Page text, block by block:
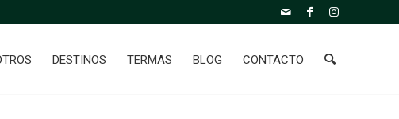
DESTINOS TERMAS BLOG CONTACTO